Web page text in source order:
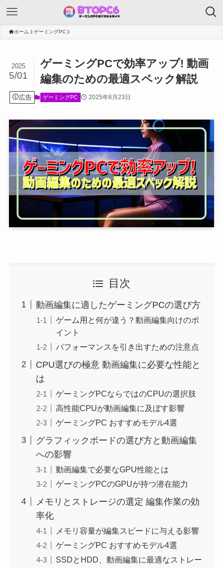
ホーム ゲーミングPC
ゲーミングPCで効率アップ! 動画
編集のための最適スペック解説
2025
5/01
広告 ゲーミングPC 2025年6月23日
目次
動画編集に適したゲーミングPCの選び方
ゲーム用と何が違う？動画編集向けのポ
イント
パフォーマンスを引き出すための注意点
CPU選びの極意 動画編集に必要な性能と
は
ゲーミングPCならではのCPUの選択肢
高性能CPUが動画編集に及ぼす影響
ゲーミングPC おすすめモデル4選
グラフィックボードの選び方と動画編集
への影響
動画編集で必要なGPU性能とは
ゲーミングPCのGPUが持つ潜在能力
メモリとストレージの選定 編集作業の効
率化
メモリ容量が編集スピードに与える影響
ゲーミングPC おすすめモデル4選
SSDとHDD、動画編集に最適なストレー